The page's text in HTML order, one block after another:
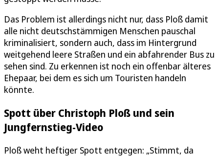
Das Problem ist allerdings nicht nur, dass Ploß damit
alle nicht deutschstämmigen Menschen pauschal
kriminalisiert, sondern auch, dass im Hintergrund
weitgehend leere Straßen und ein abfahrender Bus zu
sehen sind. Zu erkennen ist noch ein offenbar älteres
Ehepaar, bei dem es sich um Touristen handeln
könnte.
Spott über Christoph Ploß und sein
Jungfernstieg-Video
Ploß weht heftiger Spott entgegen: „Stimmt, da